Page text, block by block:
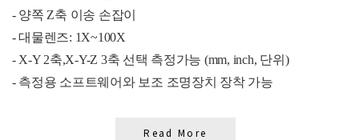
- 양쪽 Z축 이송 손잡이
- 대물렌즈: 1X~100X
- X-Y 2축,X-Y-Z 3축 선택 측정가능 (mm, inch, 단위)
- 측정용 소프트웨어와 보조 조명장치 장착 가능
Read More